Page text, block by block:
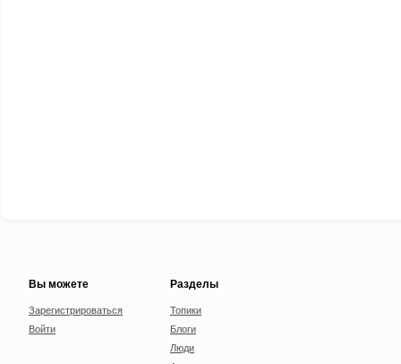
Вы можете
Зарегистрироваться
Войти
Разделы
Топики
Блоги
Люди